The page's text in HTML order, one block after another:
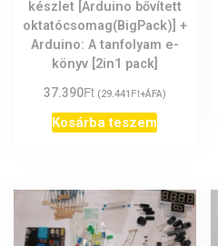
készlet [Arduino bővített
oktatócsomag(BigPack)] +
Arduino: A tanfolyam e-
könyv [2in1 pack]
37.390Ft (29.441 Ft+ÁFA)
Kosárba teszem